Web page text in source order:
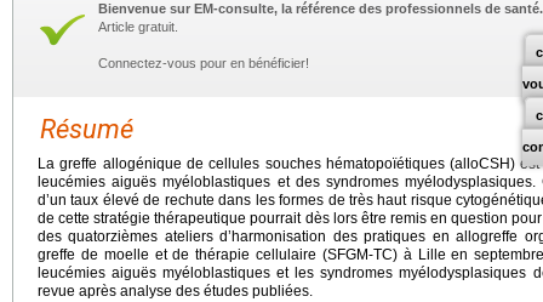
Bienvenue sur EM-consulte, la référence des professionnels de santé.
Article gratuit.
Connectez-vous pour en bénéficier!
Résumé
La greffe allogénique de cellules souches hématopoïétiques (alloCSH)
leucémies aiguës myéloblastiques et des syndromes
d’un taux élevé de rechute dans les formes de très haut risque
de cette stratégie thérapeutique pourrait dès lors être remis en question
des quatorzièmes ateliers d’harmonisation des pratiques en allogreffe
greffe de moelle et de thérapie cellulaire (SFGM-TC) à Lille en
leucémies aiguës myéloblastiques et les syndromes myélodysplasiques
revue après analyse des études publiées.